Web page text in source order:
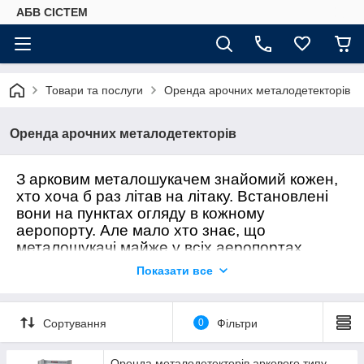
АБВ СІСТЕМ
Товари та послуги Оренда арочних металодетекторів
Оренда арочних металодетекторів
З арковим металошукачем знайомий кожен,
хто хоча б раз літав на літаку. Встановлені
вони на пунктах огляду в кожному
аеропорту. Але мало хто знає, що
металошукачі майже у всіх аеропортах
колишнього СРСР називаються METOR.
компанії Metorex International Оу. Під цією
маркою випускається вся продукція безпеки,
а це металошукачі і рентгенівська доглядова
Показати все
Сортування 0 Фільтри